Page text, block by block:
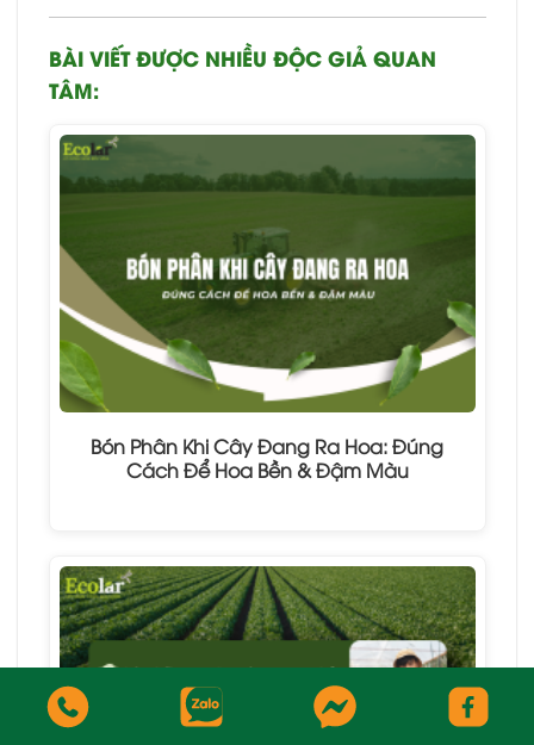
BÀI VIẾT ĐƯỢC NHIỀU ĐỘC GIẢ QUAN
TÂM:
Bón Phân Khi Cây Đang Ra Hoa: Đúng
Cách Để Hoa Bền & Đậm Màu